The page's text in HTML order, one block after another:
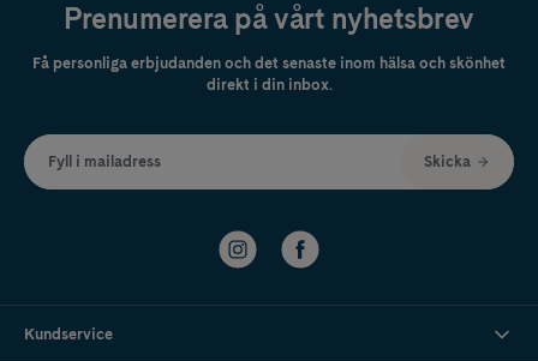
Prenumerera på vårt nyhetsbrev
Få personliga erbjudanden och det senaste inom hälsa och skönhet
direkt i din inbox.
Fyll i mailadress Skicka
Kundservice